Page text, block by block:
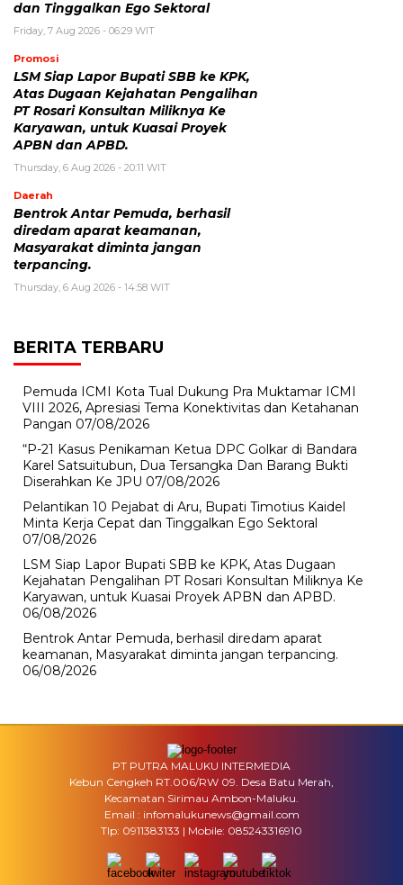
dan Tinggalkan Ego Sektoral
Friday, 7 Aug 2026 - 06:29 WIT
Promosi
LSM Siap Lapor Bupati SBB ke KPK,
Atas Dugaan Kejahatan Pengalihan
PT Rosari Konsultan Miliknya Ke
Karyawan, untuk Kuasai Proyek
APBN dan APBD.
Thursday, 6 Aug 2026 - 20:11 WIT
Daerah
Bentrok Antar Pemuda, berhasil
diredam aparat keamanan,
Masyarakat diminta jangan
terpancing.
Thursday, 6 Aug 2026 - 14:58 WIT
BERITA TERBARU
Pemuda ICMI Kota Tual Dukung Pra Muktamar ICMI
VIII 2026, Apresiasi Tema Konektivitas dan Ketahanan
Pangan 07/08/2026
“P-21 Kasus Penikaman Ketua DPC Golkar di Bandara
Karel Satsuitubun, Dua Tersangka Dan Barang Bukti
Diserahkan Ke JPU 07/08/2026
Pelantikan 10 Pejabat di Aru, Bupati Timotius Kaidel
Minta Kerja Cepat dan Tinggalkan Ego Sektoral
07/08/2026
LSM Siap Lapor Bupati SBB ke KPK, Atas Dugaan
Kejahatan Pengalihan PT Rosari Konsultan Miliknya Ke
Karyawan, untuk Kuasai Proyek APBN dan APBD.
06/08/2026
Bentrok Antar Pemuda, berhasil diredam aparat
keamanan, Masyarakat diminta jangan terpancing.
06/08/2026
PT PUTRA MALUKU INTERMEDIA
Kebun Cengkeh RT.006/RW 09. Desa Batu Merah,
Kecamatan Sirimau Ambon-Maluku.
Email : infomalukunews@gmail.com
Tlp: 0911383133 | Mobile: 085243316910